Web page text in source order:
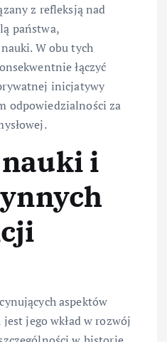
z refleksją nad
państwa,
W obu tych
łączyć
inicjatywy
odpowiedzialności za
i
aspektów
jego wkład w rozwój